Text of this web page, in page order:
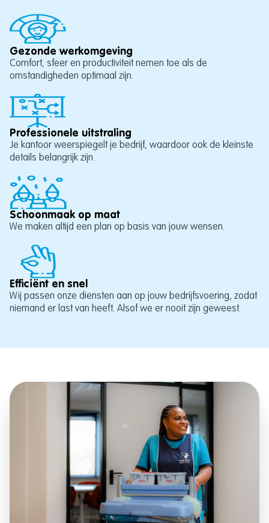
Gezonde werkomgeving
Comfort, sfeer en productiviteit nemen toe als de
omstandigheden optimaal zijn.
Professionele uitstraling
Je kantoor weerspiegelt je bedrijf, waardoor ook de kleinste
details belangrijk zijn.
Schoonmaak op maat
We maken altijd een plan op basis van jouw wensen.
Efficiënt en snel
Wij passen onze diensten aan op jouw bedrijfsvoering, zodat
niemand er last van heeft. Alsof we er nooit zijn geweest.